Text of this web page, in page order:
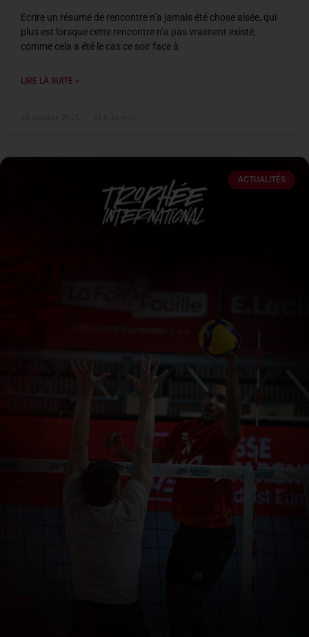
Ecrire un résumé de rencontre n’a jamais été chose aisée, qui
plus est lorsque cette rencontre n’a pas vraiment existé,
comme cela a été le cas ce soir face à
LIRE LA SUITE »
ACTUALITÉS